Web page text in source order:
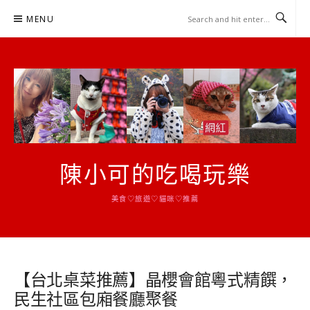
MENU
陳小可的吃喝玩樂
美食♡旅遊♡貓咪♡推薦
【台北桌菜推薦】晶櫻會館粵式精饌，
民生社區包廂餐廳聚餐